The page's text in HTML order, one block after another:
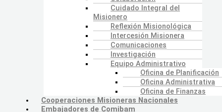
Cuidado Integral del
Misionero
Reflexión Misionológica
Intercesión Misionera
Comunicaciones
Investigación
Equipo Administrativo
Oficina de Planificación
Oficina Administrativa
Oficina de Finanzas
Cooperaciones Misioneras Nacionales
Embajadores de Comibam